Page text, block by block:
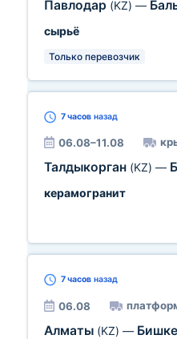
Павлодар (KZ) —
сырьё
Только перевозчик
7 часов назад
06.08–11.08
Талдыкорган (KZ) —
керамогранит
7 часов назад
06.08
Алматы (KZ) —